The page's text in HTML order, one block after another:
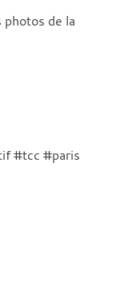
photos de la
#tcc #paris